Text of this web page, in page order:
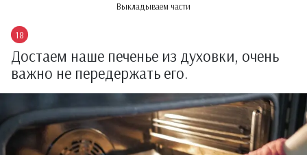
Выкладываем части
Достаем наше печенье из духовки, очень
важно не передержать его.